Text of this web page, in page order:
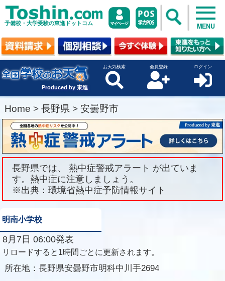
予備校・大学受験の東進ドットコム MENU
Produced by 東進
お天気検索 会員登録 ログイン
Home > 長野県 > 安曇野市
長野県では、 熱中症警戒アラート が出ていま
す。熱中症に注意しましょう。
※出典：環境省熱中症予防情報サイト
明南小学校
8月7日 06:00発表
リロードすると1時間ごとに更新されます。
所在地： 長野県安曇野市明科中川手2694